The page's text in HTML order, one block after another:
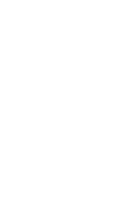
Perfil original (perfil
(perfil al que migrar) y,
bajo Realizar
SU PROBLEMA?
mejorar!